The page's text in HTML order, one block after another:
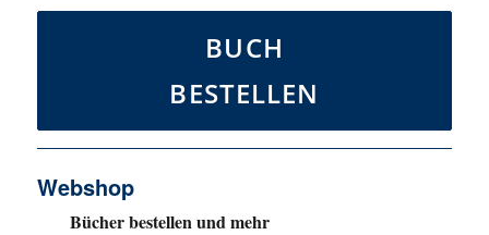
BUCH
BESTELLEN
Webshop
Bücher bestellen und mehr